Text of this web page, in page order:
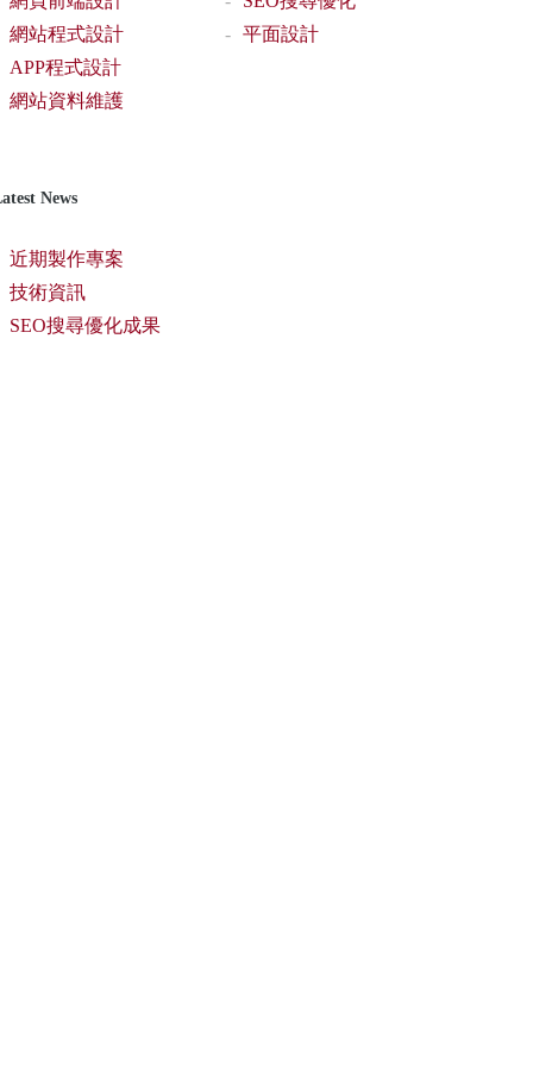
網站程式設計
APP程式設計
網站資料維護
平面設計
News
近期製作專案
技術資訊
SEO搜尋優化成果